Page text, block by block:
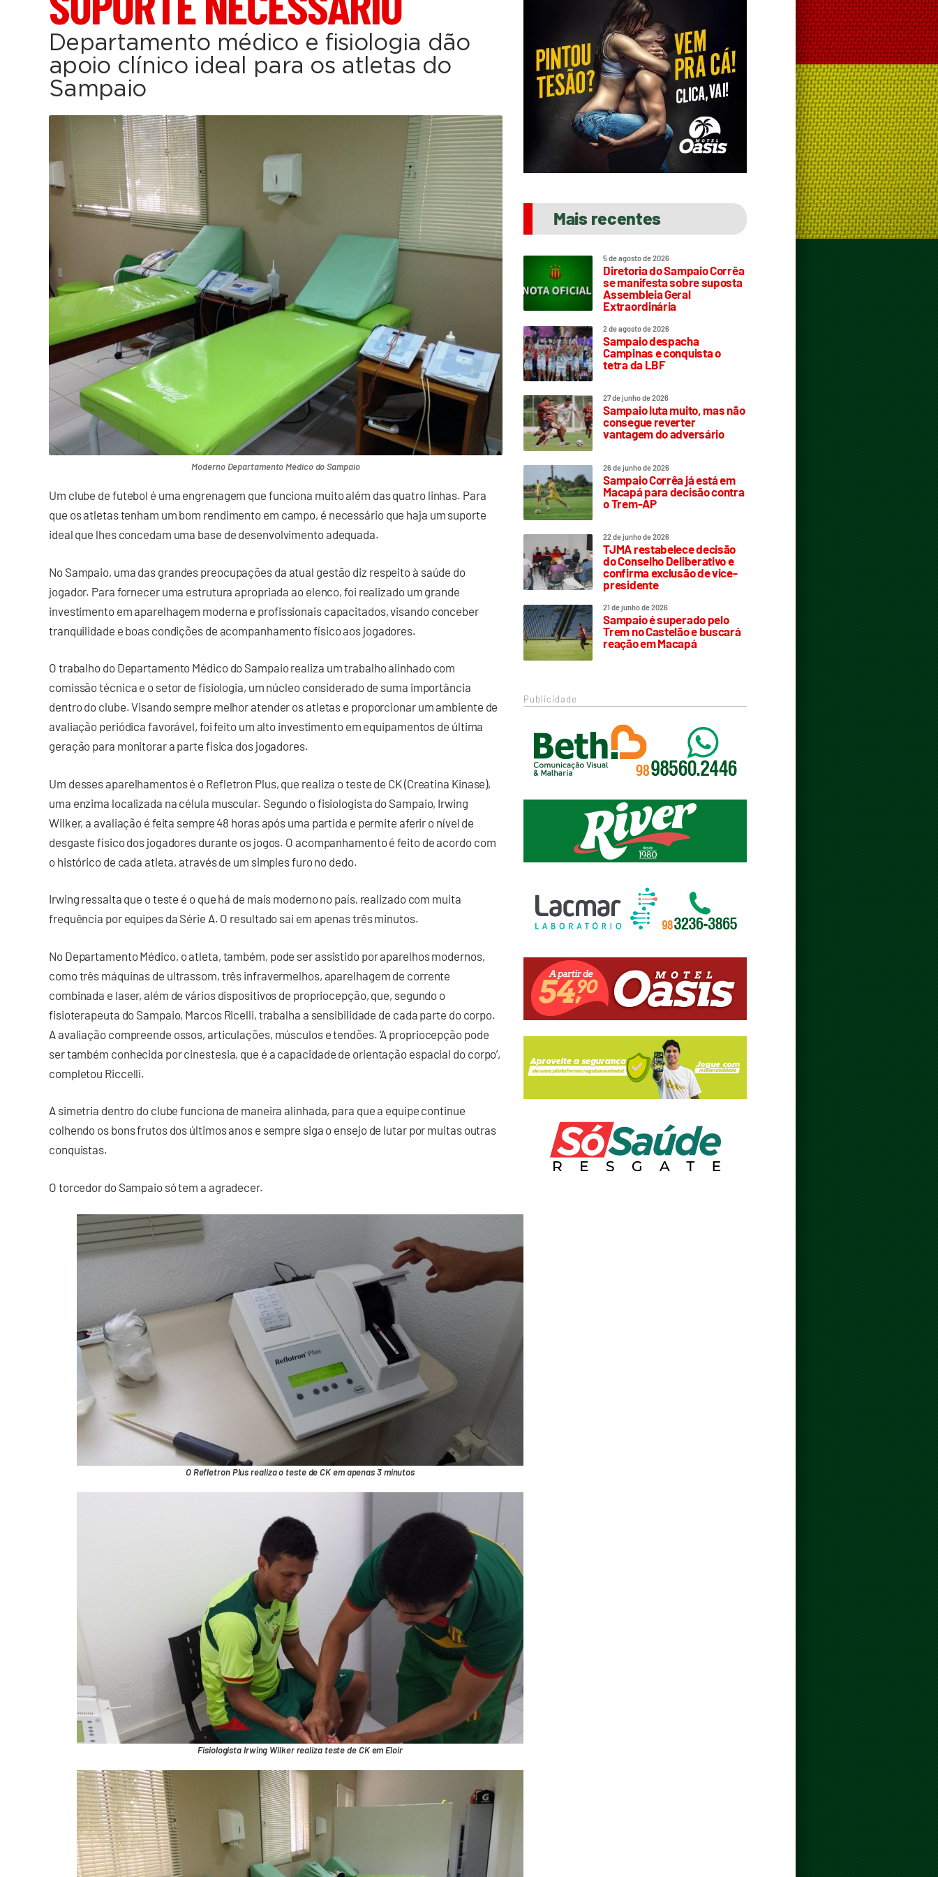
Departamento médico e fisiologia dão
apoio clínico ideal para os atletas do
Sampaio
Moderno Departamento Médico do Sampaio
Um clube de futebol é uma engrenagem que funciona muito além das quatro linhas. Para
que os atletas tenham um bom rendimento em campo, é necessário que haja um suporte
ideal que lhes concedam uma base de desenvolvimento adequada.
No Sampaio, uma das grandes preocupações da atual gestão diz respeito à saúde do
jogador. Para fornecer uma estrutura apropriada ao elenco, foi realizado um grande
investimento em aparelhagem moderna e profissionais capacitados, visando conceber
tranquilidade e boas condições de acompanhamento físico aos jogadores.
O trabalho do Departamento Médico do Sampaio realiza um trabalho alinhado com
comissão técnica e o setor de fisiologia, um núcleo considerado de suma importância
dentro do clube. Visando sempre melhor atender os atletas e proporcionar um ambiente de
avaliação periódica favorável, foi feito um alto investimento em equipamentos de última
geração para monitorar a parte física dos jogadores.
Um desses aparelhamentos é o Refletron Plus, que realiza o teste de CK (Creatina Kinase),
uma enzima localizada na célula muscular. Segundo o fisiologista do Sampaio, Irwing
Wilker, a avaliação é feita sempre 48 horas após uma partida e permite aferir o nível de
desgaste físico dos jogadores durante os jogos. O acompanhamento é feito de acordo com
o histórico de cada atleta, através de um simples furo no dedo.
Irwing ressalta que o teste é o que há de mais moderno no país, realizado com muita
frequência por equipes da Série A. O resultado sai em apenas três minutos.
No Departamento Médico, o atleta, também, pode ser assistido por aparelhos modernos,
como três máquinas de ultrassom, três infravermelhos, aparelhagem de corrente
combinada e laser, além de vários dispositivos de propriocepção, que, segundo o
fisioterapeuta do Sampaio, Marcos Ricelli, trabalha a sensibilidade de cada parte do corpo.
A avaliação compreende ossos, articulações, músculos e tendões. ‘A propriocepção pode
ser também conhecida por cinestesia, que é a capacidade de orientação espacial do corpo’,
completou Riccelli.
A simetria dentro do clube funciona de maneira alinhada, para que a equipe continue
colhendo os bons frutos dos últimos anos e sempre siga o ensejo de lutar por muitas outras
conquistas.
O torcedor do Sampaio só tem a agradecer.
O Refletron Plus realiza o teste de CK em apenas 3 minutos
Fisiologista Irwing Wilker realiza teste de CK em Eloir
Mais recentes
5 de agosto de 2026
Diretoria do Sampaio Corrêa
se manifesta sobre suposta
Assembleia Geral
Extraordinária
2 de agosto de 2026
Sampaio despacha
Campinas e conquista o
tetra da LBF
27 de junho de 2026
Sampaio luta muito, mas não
consegue reverter
vantagem do adversário
26 de junho de 2026
Sampaio Corrêa já está em
Macapá para decisão contra
o Trem-AP
22 de junho de 2026
TJMA restabelece decisão
do Conselho Deliberativo e
confirma exclusão de vice-
presidente
21 de junho de 2026
Sampaio é superado pelo
Trem no Castelão e buscará
reação em Macapá
Publicidade